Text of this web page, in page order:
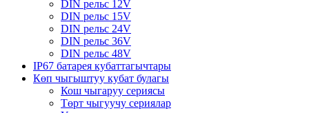
DIN рельс 12V
DIN рельс 15V
DIN рельс 24V
DIN рельс 36V
DIN рельс 48V
IP67 батарея кубаттагычтары
Көп чыгыштуу кубат булагы
Кош чыгаруу сериясы
Төрт чыгуучу сериялар